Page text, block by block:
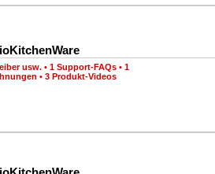
usw. • 1 Support-FAQs • 1
• 3 Produkt-Videos